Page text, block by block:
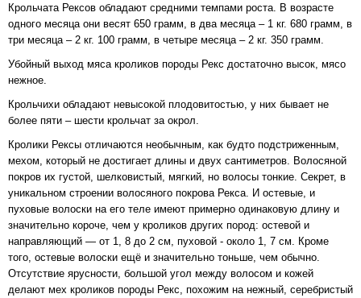
Крольчата Рексов обладают средними темпами роста. В возрасте
одного месяца они весят 650 грамм, в два месяца – 1 кг. 680 грамм, в
три месяца – 2 кг. 100 грамм, в четыре месяца – 2 кг. 350 грамм.
Убойный выход мяса кроликов породы Рекс достаточно высок, мясо
нежное.
Крольчихи обладают невысокой плодовитостью, у них бывает не
более пяти – шести крольчат за окрол.
Кролики Рексы отличаются необычным, как будто подстриженным,
мехом, который не достигает длины и двух сантиметров. Волосяной
покров их густой, шелковистый, мягкий, но волосы тонкие. Секрет, в
уникальном строении волосяного покрова Рекса. И остевые, и
пуховые волоски на его теле имеют примерно одинаковую длину и
значительно короче, чем у кроликов других пород: остевой и
направляющий — от 1, 8 до 2 см, пуховой - около 1, 7 см. Кроме
того, остевые волоски ещё и значительно тоньше, чем обычно.
Отсутствие ярусности, большой угол между волосом и кожей
делают мех кроликов породы Рекс, похожим на нежный, серебристый